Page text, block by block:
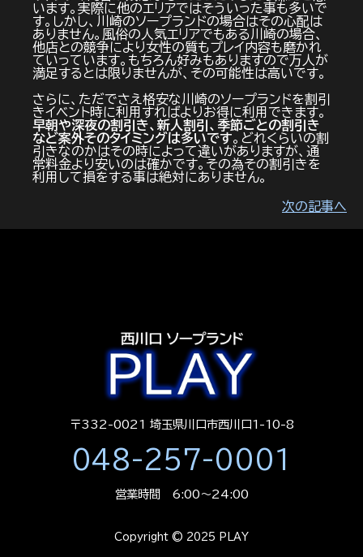
います。実際に他のエリアではそういった事も多いで
す。しかし、川崎のソープランドの場合はその心配は
ありません。風俗の人気エリアでもある川崎の場合、
他店との競争により女性の質もプレイ内容も磨かれ
ていっています。もちろん好みもありますので万人が
満足するとは限りませんが、その可能性は高いです。
さらに、ただでさえ格安な川崎のソープランドを割引
きイベント時に利用すればよりお得に利用できます。
早朝や深夜の割引き、新人割引、季節ごとの割引き
など案外そのタイミングは多いです。どれくらいの割
引きなのかはその時によって違いがありますが、通
常料金より安いのは確かです。その為その割引きを
利用して損をする事は絶対にありません。
次の記事へ
〒332-0021 埼玉県川口市西川口1-10-8
048-257-0001
営業時間 6:00～24:00
Copyright © 2025 PLAY